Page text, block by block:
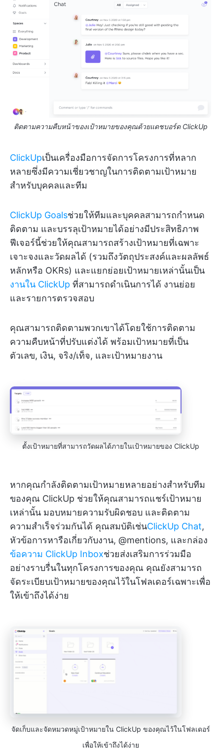
ติดตามความคืบหน้าของเป้าหมายของคุณด้วยแดชบอร์ด ClickUp
ClickUpเป็นเครื่องมือการจัดการโครงการที่หลาก
หลายซึ่งมีความเชี่ยวชาญในการติดตามเป้าหมาย
สำหรับบุคคลและทีม
ClickUp Goalsช่วยให้ทีมและบุคคลสามารถกำหนด
ติดตาม และบรรลุเป้าหมายได้อย่างมีประสิทธิภาพ
ฟีเจอร์นี้ช่วยให้คุณสามารถสร้างเป้าหมายที่เฉพาะ
เจาะจงและวัดผลได้ (รวมถึงวัตถุประสงค์และผลลัพธ์
หลักหรือ OKRs) และแยกย่อยเป้าหมายเหล่านั้นเป็น
งานใน ClickUp ที่สามารถดำเนินการได้ งานย่อย
และรายการตรวจสอบ
คุณสามารถติดตามพวกเขาได้โดยใช้การติดตาม
ความคืบหน้าที่ปรับแต่งได้ พร้อมเป้าหมายที่เป็น
ตัวเลข, เงิน, จริง/เท็จ, และเป้าหมายงาน
ตั้งเป้าหมายที่สามารถวัดผลได้ภายในเป้าหมายของ ClickUp
หากคุณกำลังติดตามเป้าหมายหลายอย่างสำหรับทีม
ของคุณ ClickUp ช่วยให้คุณสามารถแชร์เป้าหมาย
เหล่านั้น มอบหมายความรับผิดชอบ และติดตาม
ความสำเร็จร่วมกันได้ คุณสมบัติเช่นClickUp Chat,
หัวข้อการหารือเกี่ยวกับงาน, @mentions, และกล่อง
ข้อความ ClickUp Inboxช่วยส่งเสริมการร่วมมือ
อย่างราบรื่นในทุกโครงการของคุณ คุณยังสามารถ
จัดระเบียบเป้าหมายของคุณไว้ในโฟลเดอร์เฉพาะเพื่อ
ให้เข้าถึงได้ง่าย
จัดเก็บและจัดหมวดหมู่เป้าหมายใน ClickUp ของคุณไว้ในโฟลเดอร์
เพื่อให้เข้าถึงได้ง่าย